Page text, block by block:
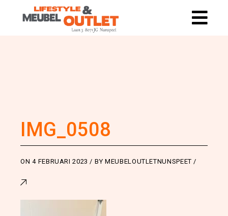
IMG_0508
ON4 FEBRUARI 2023 BY MEUBELOUTLETNUNSPEET